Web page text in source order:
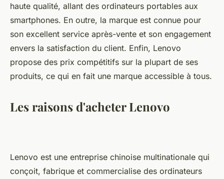
haute qualité, allant des ordinateurs portables aux
smartphones. En outre, la marque est connue pour
son excellent service après-vente et son engagement
envers la satisfaction du client. Enfin, Lenovo
propose des prix compétitifs sur la plupart de ses
produits, ce qui en fait une marque accessible à tous.
Les raisons d'acheter Lenovo
Lenovo est une entreprise chinoise multinationale qui
conçoit, fabrique et commercialise des ordinateurs